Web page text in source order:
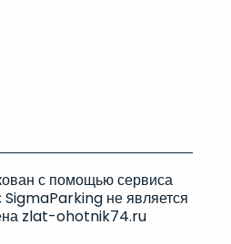
с помощью сервиса
не является
zlat-ohotnik74.ru